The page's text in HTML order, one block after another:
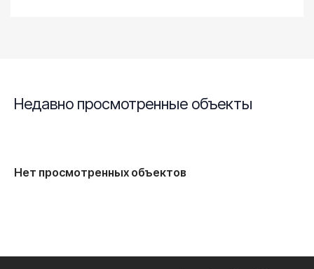
Недавно просмотренные объекты
Нет просмотренных объектов
Whatsapp
Telegram